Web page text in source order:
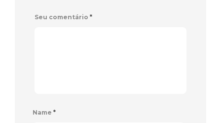
Seu comentário *
Name *